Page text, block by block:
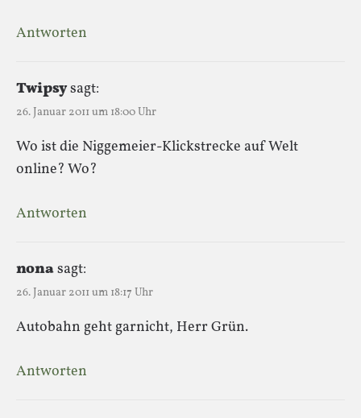
Antworten
Twipsysagt:
26. Januar 2011 um 18:00 Uhr
Wo ist die Niggemeier-Klickstrecke auf Welt
online? Wo?
Antworten
nonasagt:
26. Januar 2011 um 18:17 Uhr
Autobahn geht garnicht, Herr Grün.
Antworten